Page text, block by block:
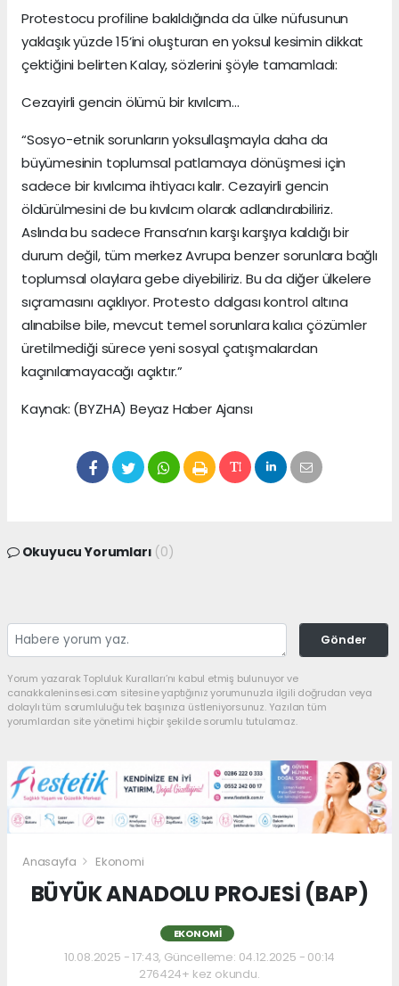
Protestocu profiline bakıldığında da ülke nüfusunun
yaklaşık yüzde 15’ini oluşturan en yoksul kesimin dikkat
çektiğini belirten Kalay, sözlerini şöyle tamamladı:
Cezayirli gencin ölümü bir kıvılcım…
“Sosyo-etnik sorunların yoksullaşmayla daha da
büyümesinin toplumsal patlamaya dönüşmesi için
sadece bir kıvılcıma ihtiyacı kalır. Cezayirli gencin
öldürülmesini de bu kıvılcım olarak adlandırabiliriz.
Aslında bu sadece Fransa’nın karşı karşıya kaldığı bir
durum değil, tüm merkez Avrupa benzer sorunlara bağlı
toplumsal olaylara gebe diyebiliriz. Bu da diğer ülkelere
sıçramasını açıklıyor. Protesto dalgası kontrol altına
alınabilse bile, mevcut temel sorunlara kalıcı çözümler
üretilmediği sürece yeni sosyal çatışmalardan
kaçınılamayacağı açıktır.”
Kaynak: (BYZHA) Beyaz Haber Ajansı
Okuyucu Yorumları (0)
Gönder
Yorum yazarak Topluluk Kuralları’nı kabul etmiş bulunuyor ve
canakkaleninsesi.com sitesine yaptığınız yorumunuzla ilgili doğrudan veya
dolaylı tüm sorumluluğu tek başınıza üstleniyorsunuz. Yazılan tüm
yorumlardan site yönetimi hiçbir şekilde sorumlu tutulamaz.
Anasayfa Ekonomi
BÜYÜK ANADOLU PROJESİ (BAP)
EKONOMI
10.08.2025 - 17:43, Güncelleme: 04.12.2025 - 00:14
276424+ kez okundu.